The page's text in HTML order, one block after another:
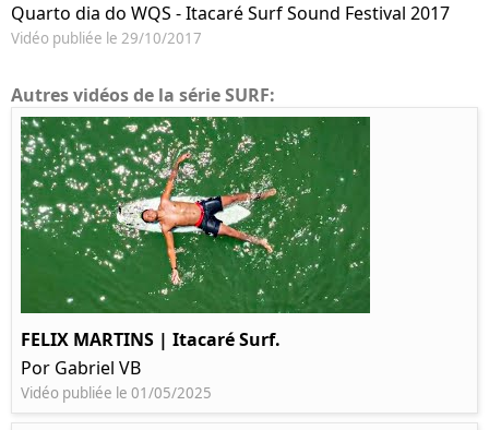
Quarto dia do WQS - Itacaré Surf Sound Festival 2017
Vidéo publiée le 29/10/2017
Autres vidéos de la série SURF:
FELIX MARTINS | Itacaré Surf.
Por Gabriel VB
Vidéo publiée le 01/05/2025